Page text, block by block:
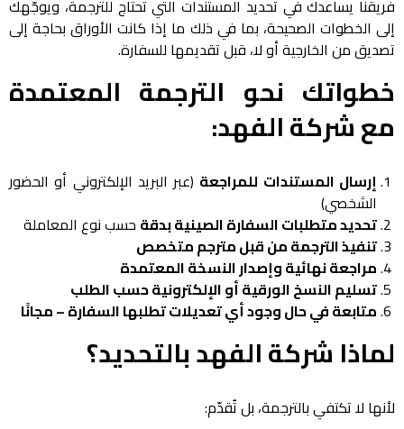
فريقنا يساعدك في تحديد المستندات التي تحتاج للترجمة، ويوجّهك
إلى الخطوات الصحيحة، بما في ذلك ما إذا كانت الأوراق بحاجة إلى
تصديق من الخارجية أو لا، قبل تقديمها للسفارة.
خطواتك نحو الترجمة المعتمدة
مع شركة الفهد:
إرسال المستندات للمراجعة (عبر البريد الإلكتروني أو الحضور
الشخصي)
تحديد متطلبات السفارة الصينية بدقة حسب نوع المعاملة
تنفيذ الترجمة من قبل مترجم متخصص
مراجعة نهائية وإصدار النسخة المعتمدة
تسليم النسخ الورقية أو الإلكترونية حسب الطلب
متابعة في حال وجود أي تعديلات تطلبها السفارة – مجانًا
لماذا شركة الفهد بالتحديد؟
لأنها لا تكتفي بالترجمة، بل تُقدّم: